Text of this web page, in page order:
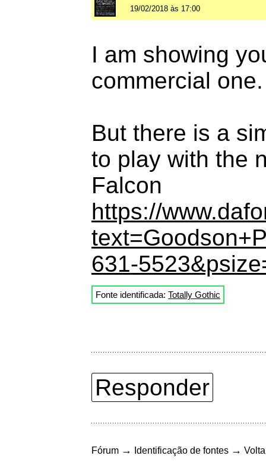
19/02/2018 às 17:00
I am showing
commercial one.
But there is a
to play with the
Falcon
https://
631-
Fonte identificada: Totally Gothic
Responder
Fórum → Identificação de fontes →